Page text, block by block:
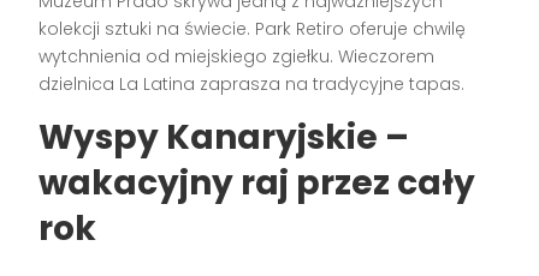
kolekcji sztuki na świecie. Park Retiro oferuje chwilę
wytchnienia od miejskiego zgiełku. Wieczorem
dzielnica La Latina zaprasza na tradycyjne tapas.
Wyspy Kanaryjskie –
wakacyjny raj przez cały
rok